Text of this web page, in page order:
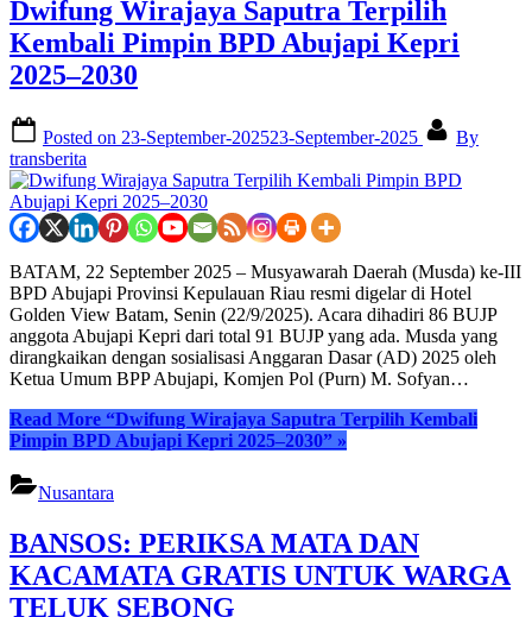
Dwifung Wirajaya Saputra Terpilih
Kembali Pimpin BPD Abujapi Kepri
2025–2030
Posted on 23-September-202523-September-2025
By
transberita
BATAM, 22 September 2025 – Musyawarah Daerah (Musda) ke-III
BPD Abujapi Provinsi Kepulauan Riau resmi digelar di Hotel
Golden View Batam, Senin (22/9/2025). Acara dihadiri 86 BUJP
anggota Abujapi Kepri dari total 91 BUJP yang ada. Musda yang
dirangkaikan dengan sosialisasi Anggaran Dasar (AD) 2025 oleh
Ketua Umum BPP Abujapi, Komjen Pol (Purn) M. Sofyan…
Read More “Dwifung Wirajaya Saputra Terpilih Kembali
Pimpin BPD Abujapi Kepri 2025–2030” »
Nusantara
BANSOS: PERIKSA MATA DAN
KACAMATA GRATIS UNTUK WARGA
TELUK SEBONG